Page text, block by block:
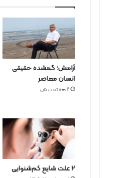
آرامش؛ گمشده حقیقی
انسان معاصر
2 هفته پیش
۲ علت شایع‌ کم‌شنوایی